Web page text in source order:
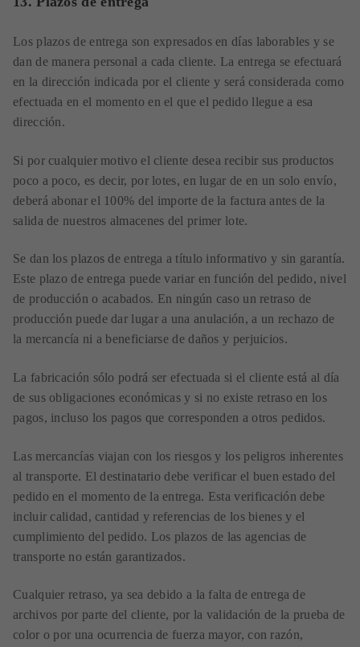
Los plazos de entrega son expresados en días laborables y se
dan de manera personal a cada cliente. La entrega se efectuará
en la dirección indicada por el cliente y será considerada como
efectuada en el momento en el que el pedido llegue a esa
dirección.
Si por cualquier motivo el cliente desea recibir sus productos
poco a poco, es decir, por lotes, en lugar de en un solo envío,
deberá abonar el 100% del importe de la factura antes de la
salida de nuestros almacenes del primer lote.
Se dan los plazos de entrega a título informativo y sin garantía.
Este plazo de entrega puede variar en función del pedido, nivel
de producción o acabados. En ningún caso un retraso de
producción puede dar lugar a una anulación, a un rechazo de
la mercancía ni a beneficiarse de daños y perjuicios.
La fabricación sólo podrá ser efectuada si el cliente está al día
de sus obligaciones económicas y si no existe retraso en los
pagos, incluso los pagos que corresponden a otros pedidos.
Las mercancías viajan con los riesgos y los peligros inherentes
al transporte. El destinatario debe verificar el buen estado del
pedido en el momento de la entrega. Esta verificación debe
incluir calidad, cantidad y referencias de los bienes y el
cumplimiento del pedido. Los plazos de las agencias de
transporte no están garantizados.
Cualquier retraso, ya sea debido a la falta de entrega de
archivos por parte del cliente, por la validación de la prueba de
color o por una ocurrencia de fuerza mayor, con razón,